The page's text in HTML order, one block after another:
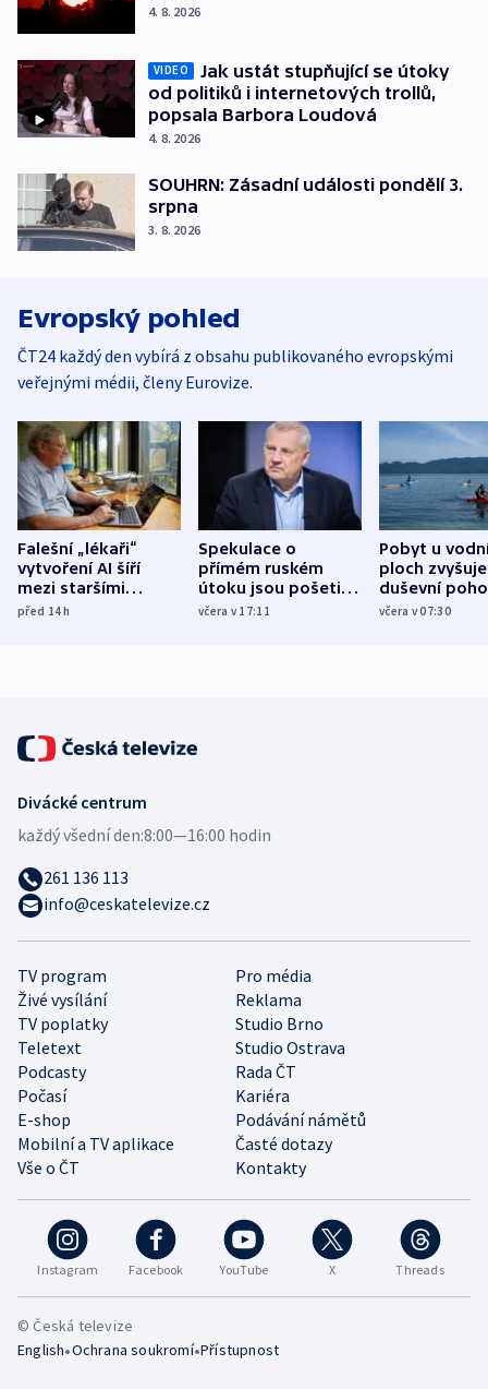
4. 8. 2026
VIDEO
Jak ustát stupňující se útoky
od politiků i internetových trollů,
popsala Barbora Loudová
4. 8. 2026
SOUHRN: Zásadní události pondělí 3.
srpna
3. 8. 2026
Evropský pohled
ČT24 každý den vybírá z obsahu publikovaného evropskými
veřejnými médii, členy Eurovize.
Falešní „lékaři“
vytvoření AI šíří
mezi staršími
Poláky nebezpečné
před 14h
Spekulace o
přímém ruském
útoku jsou pošetilé,
míní estonský
včera v 17:11
Pobyt u
ploch zvyšuje
duševní
ukázala
včera v 07:30
Instagram Facebook YouTube X Threads
TV program
Pro média
Živé vysílání
Reklama
TV poplatky
Studio Brno
Teletext
Studio Ostrava
Podcasty
Rada ČT
Počasí
Kariéra
E-shop
Podávání námětů
Mobilní a TV aplikace
Časté dotazy
Vše o ČT
Kontakty
Divácké centrum
každý všední den:8:00—16:00 hodin
261 136 113
info@ceskatelevize.cz
© Česká televize
English•Ochrana soukromí•Přístupnost